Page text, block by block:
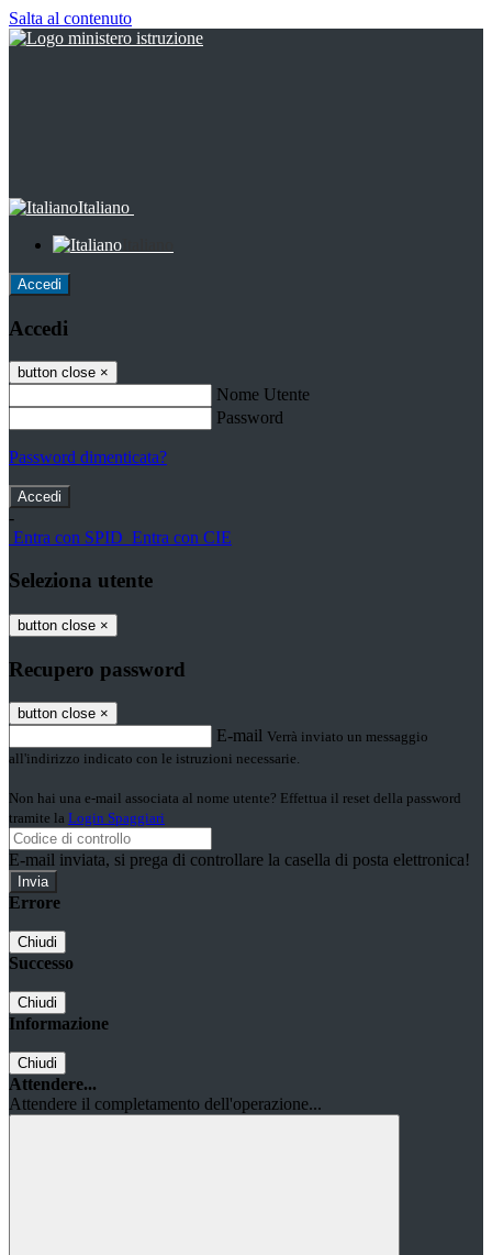
Salta al contenuto
Italiano
Accedi
Accedi
button close ×
Nome Utente
Password
Password dimenticata?
-
Entra con SPID Entra con CIE
Seleziona utente
button close ×
Recupero password
button close ×
E-mail Verrà inviato un messaggio
all'indirizzo indicato con le istruzioni necessarie.
Non hai una e-mail associata al nome utente? Effettua il reset della password
tramite la Login Spaggiari
E-mail inviata, si prega di controllare la casella di posta elettronica!
Errore
Chiudi
Successo
Chiudi
Informazione
Chiudi
Attendere...
Attendere il completamento dell'operazione...